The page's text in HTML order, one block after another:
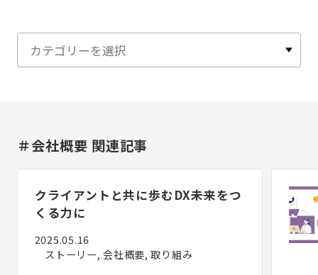
＃会社概要 関連記事
クライアントと共に歩むDX――未来をつ
くる力に
2025.05.16
ストーリー, 会社概要, 取り組み